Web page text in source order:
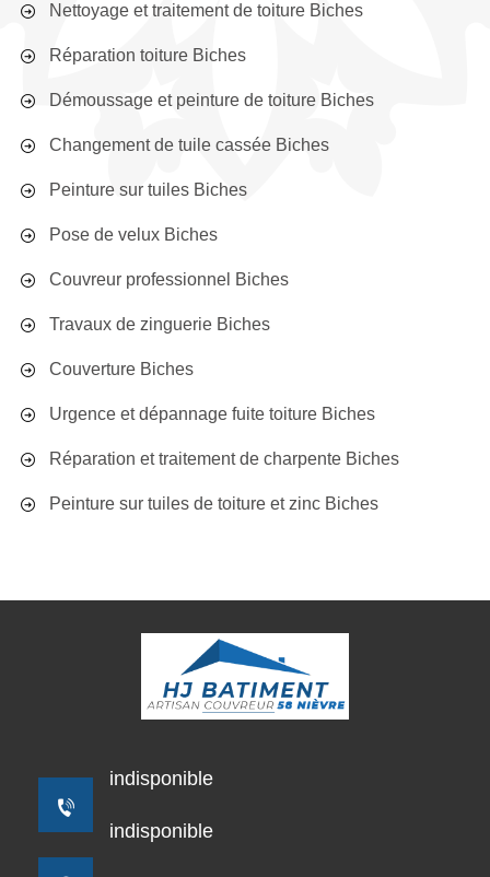
Nettoyage et traitement de toiture Biches
Réparation toiture Biches
Démoussage et peinture de toiture Biches
Changement de tuile cassée Biches
Peinture sur tuiles Biches
Pose de velux Biches
Couvreur professionnel Biches
Travaux de zinguerie Biches
Couverture Biches
Urgence et dépannage fuite toiture Biches
Réparation et traitement de charpente Biches
Peinture sur tuiles de toiture et zinc Biches
indisponible
indisponible